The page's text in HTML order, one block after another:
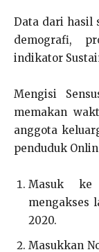
Data dari hasil
demografi,
indikator
Mengisi
memakan
anggota
penduduk
Masuk ke
mengakses
2020.
Masukkan